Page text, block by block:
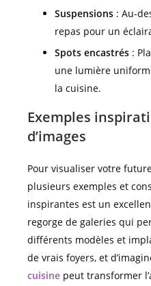
Suspensions : Au-
repas pour un
Spots encastrés :
une lumière
la cuisine.
Exemples
d’images
Pour visualiser votre
plusieurs exemples et
inspirantes est un
regorge de galeries qui
différents modèles et
de vrais foyers, et
cuisine peut transformer